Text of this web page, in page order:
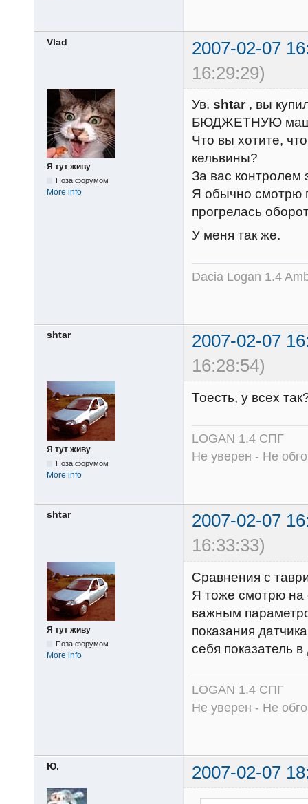
Vlad
2007-02-07
16:29:29)
Я тут живу
Поза форумом
More info
Ув. shtar , вы
БЮДЖЕТНУЮ
Что вы хотите,
кельвины?
За вас контролем
Я обычно смотрю
прогрелась
У меня так же.
Dacia Logan 1.4
shtar
2007-02-07
16:28:54)
Я тут живу
Поза форумом
More info
Тоесть, у всех
LOGAN 1.4 СПГ
Не уверен - Не
shtar
2007-02-07
16:33:33)
Я тут живу
Поза форумом
More info
Сравнения с
Я тоже смотрю на
важным
показания
себя показатель
LOGAN 1.4 СПГ
Не уверен - Не
Ю. 2007-02-07